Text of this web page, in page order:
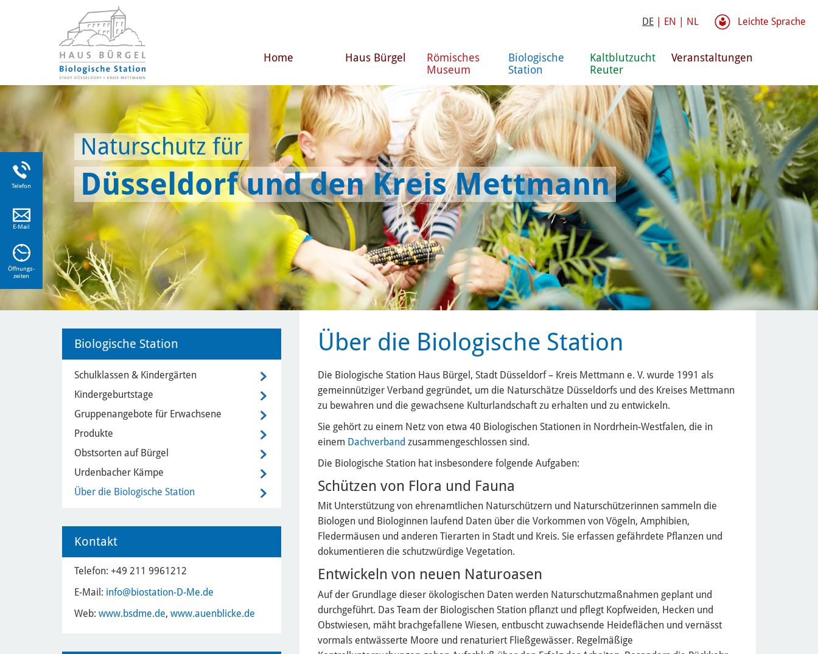
Home Haus Bürgel
Römisches
Museum
Biologische
Station
Kaltblutzucht
Reuter
Veranstaltungen
DE EN NL Leichte Sprache
Naturschutz für
Düsseldorf und den Kreis Mettmann
Über die Biologische Station
Die Biologische Station Haus Bürgel, Stadt Düsseldorf – Kreis Mettmann e. V. wurde 1991 als
gemeinnütziger Verband gegründet, um die Naturschätze Düsseldorfs und des Kreises Mettmann
zu bewahren und die gewachsene Kulturlandschaft zu erhalten und zu entwickeln.
Sie gehört zu einem Netz von etwa 40 Biologischen Stationen in Nordrhein-Westfalen, die in
einem Dachverband zusammengeschlossen sind.
Die Biologische Station hat insbesondere folgende Aufgaben:
Schützen von Flora und Fauna
Mit Unterstützung von ehrenamtlichen Naturschützern und Naturschützerinnen sammeln die
Biologen und Biologinnen laufend Daten über die Vorkommen von Vögeln, Amphibien,
Fledermäusen und anderen Tierarten in Stadt und Kreis. Sie erfassen gefährdete Pflanzen und
dokumentieren die schutzwürdige Vegetation.
Entwickeln von neuen Naturoasen
Auf der Grundlage dieser ökologischen Daten werden Naturschutzmaßnahmen geplant und
durchgeführt. Das Team der Biologischen Station pflanzt und pflegt Kopfweiden, Hecken und
Obstwiesen, mäht brachgefallene Wiesen, entbuscht zuwachsende Heideflächen und vernässt
vormals entwässerte Moore und renaturiert Fließgewässer. Regelmäßige
Biologische Station
Schulklassen & Kindergärten
Kindergeburtstage
Gruppenangebote für Erwachsene
Produkte
Obstsorten auf Bürgel
Urdenbacher Kämpe
Über die Biologische Station
Kontakt
Telefon: +49 211 9961212
E-Mail: info@biostation-D-Me.de
Web: www.bsdme.de, www.auenblicke.de
Telefon
E-Mail
Öffnungs-
zeiten